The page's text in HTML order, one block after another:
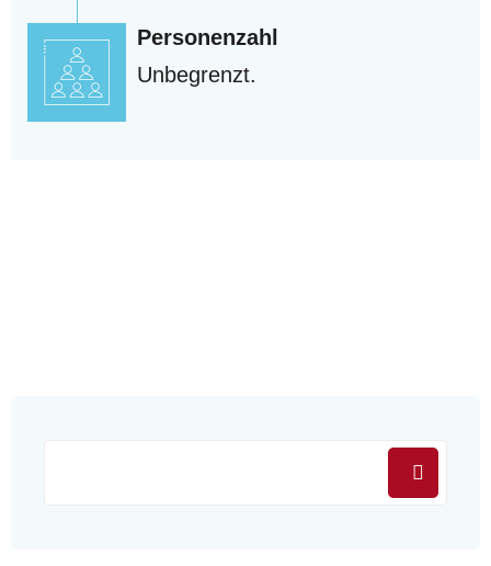
Personenzahl
Unbegrenzt.